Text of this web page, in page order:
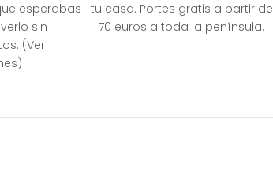
esperabas
sin
(Ver
tu casa. Portes gratis a partir de
70 euros a toda la península.